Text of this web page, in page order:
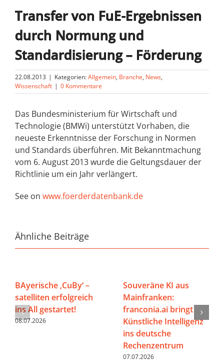
Transfer von FuE-Ergebnissen
durch Normung und
Standardisierung – Förderung
22.08.2013 | Kategorien:Allgemein, Branche, News,
Wissenschaft | 0 Kommentare
Das Bundesministerium für Wirtschaft und
Technologie (BMWi) unterstützt Vorhaben, die
neueste Erkenntnisse der Forschung in Normen
und Standards überführen. Mit Bekanntmachung
vom 6. August 2013 wurde die Geltungsdauer der
Richtlinie um ein Jahr verlängert.
See on www.foerderdatenbank.de
Ähnliche Beiträge
BAyerische ‚CuBy‘ –
satelliten erfolgreich
ins All gestartet!
08.07.2026
Souveräne KI aus
Mainfranken:
franconia.ai bringt
Künstliche Intelligenz
ins deutsche
Rechenzentrum
07.07.2026